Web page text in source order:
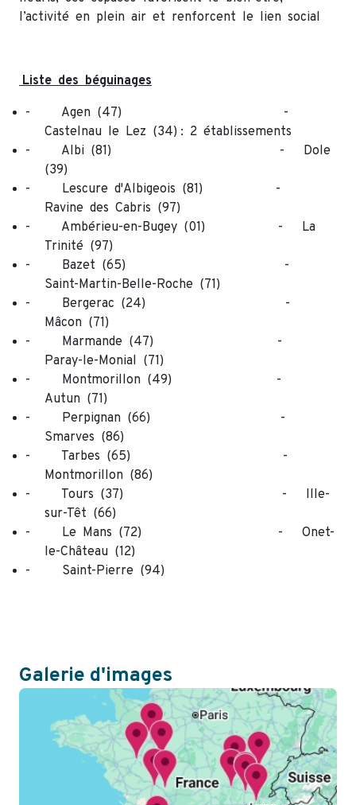
l’activité en plein air et renforcent le lien social
Liste des béguinages
- Agen (47) -
Castelnau le Lez (34) : 2 établissements
- Albi (81) - Dole
(39)
- Lescure d'Albigeois (81) -
Ravine des Cabris (97)
- Ambérieu-en-Bugey (01) - La
Trinité (97)
- Bazet (65) -
Saint-Martin-Belle-Roche (71)
- Bergerac (24) -
Mâcon (71)
- Marmande (47) -
Paray-le-Monial (71)
- Montmorillon (49) -
Autun (71)
- Perpignan (66) -
Smarves (86)
- Tarbes (65) -
Montmorillon (86)
- Tours (37) - Ille-
sur-Têt (66)
- Le Mans (72) - Onet-
le-Château (12)
- Saint-Pierre (94)
Galerie d'images